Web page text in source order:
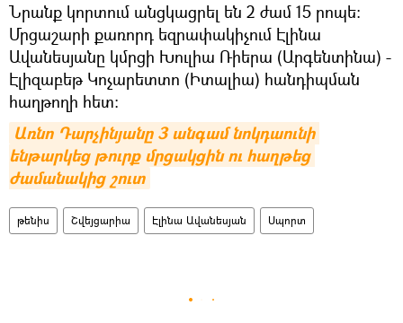
Նրանք կորտում անցկացրել են 2 ժամ 15 րոպե։
Մրցաշարի քառորդ եզրափակիչում Էլինա
Ավանեսյանը կմրցի Խուլիա Ռիերա (Արգենտինա) -
Էլիզաբեթ Կոչարետտո (Իտալիա) հանդիպման
հաղթողի հետ:
Առնո Դարչինյանը 3 անգամ նոկդաունի
ենթարկեց թուրք մրցակցին ու հաղթեց
ժամանակից շուտ
թենիս Շվեյցարիա Էլինա Ավանեսյան Սպորտ